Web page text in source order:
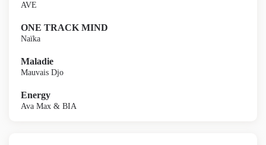
AVE
ONE TRACK MIND
Naïka
Maladie
Mauvais Djo
Energy
Ava Max & BIA